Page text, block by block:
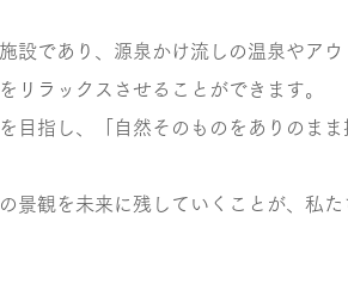
設であり、源泉かけ流しの温泉やア
リラックスさせることができます。
目指し、「自然そのものをありのまま
景観を未来に残していくことが、私